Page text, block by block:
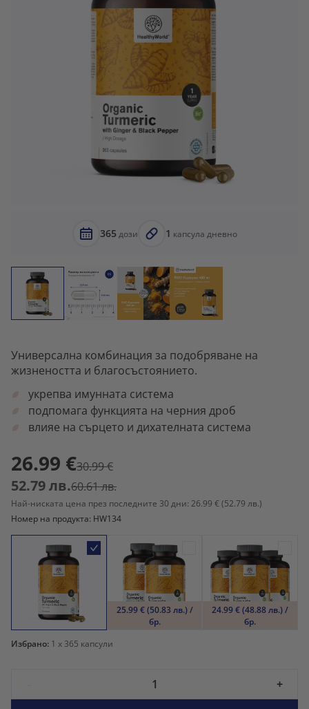
365 дози 1 капсула дневно
Универсална комбинация за подобряване на
жизнеността и благосъстоянието.
укрепва имунната система
подпомага функцията на черния дроб
влияе на сърцето и дихателната система
26.99 €30.99 €
52.79 лв.60.61 лв.
Най-ниската цена през последните 30 дни: 26.99 €(52.79 лв.)
Номер на продукта: HW134
25.99 € (50.83 лв.) /
бр.
24.99 € (48.88 лв.) /
бр.
Избрано: 1 x 365 капсули
+